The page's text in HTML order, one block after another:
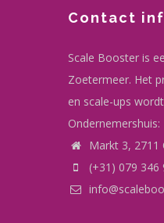
Contact
Scale Booster is
Zoetermeer. Het
en scale-ups
Ondernemershuis:
Markt 3, 2711
(+31) 079 346